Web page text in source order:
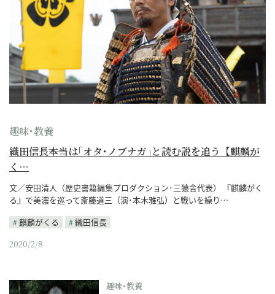
趣味･教養
織田信長――本当は｢オタ･ノブナガ｣と読む説を追う【麒麟が
く…
文／安田清人（歴史書籍編集プロダクション･三猿舎代表） 『麒麟がく
る』で美濃を巡って斎藤道三（演･本木雅弘）と戦いを繰り…
麒麟がくる
織田信長
2020/2/8
趣味･教養